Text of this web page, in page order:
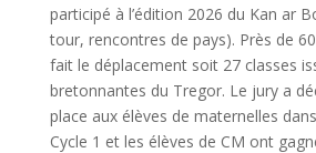
participé à l’édition 2026 du Kan ar
tour, rencontres de pays). Près de
fait le déplacement soit 27 classes
bretonnantes du Tregor. Le jury a
place aux élèves de maternelles
Cycle 1 et les élèves de CM ont